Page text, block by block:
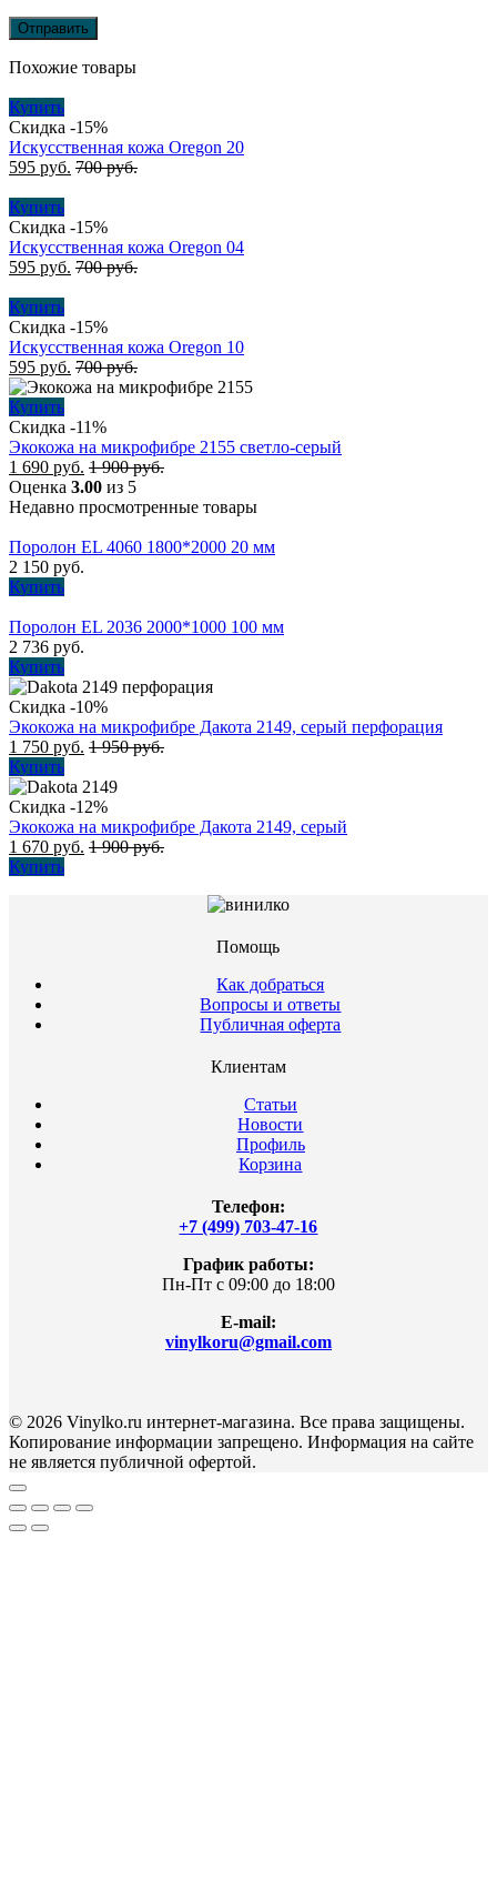
Похожие товары
Купить
Скидка -15%
Искусственная кожа Oregon 20
595 руб. 700руб.
Купить
Скидка -15%
Искусственная кожа Oregon 04
595 руб. 700руб.
Купить
Скидка -15%
Искусственная кожа Oregon 10
595 руб. 700руб.
Купить
Скидка -11%
Экокожа на микрофибре 2155 светло-серый
1 690 руб. 1 900руб.
Оценка 3.00 из 5
Недавно просмотренные товары
Поролон EL 4060 1800*2000 20 мм
2 150 руб.
Купить
Поролон EL 2036 2000*1000 100 мм
2 736 руб.
Купить
Скидка -10%
Экокожа на микрофибре Дакота 2149, серый перфорация
1 750 руб. 1 950руб.
Купить
Скидка -12%
Экокожа на микрофибре Дакота 2149, серый
1 670 руб. 1 900руб.
Купить
Помощь
Как добраться
Вопросы и ответы
Публичная оферта
Клиентам
Статьи
Новости
Профиль
Корзина
Телефон:
+7 (499) 703-47-16
График работы:
Пн-Пт с 09:00 до 18:00
E-mail:
vinylkoru@gmail.com
© 2026 Vinylko.ru интернет-магазина. Все права защищены.
Копирование информации запрещено. Информация на сайте
не является публичной офертой.